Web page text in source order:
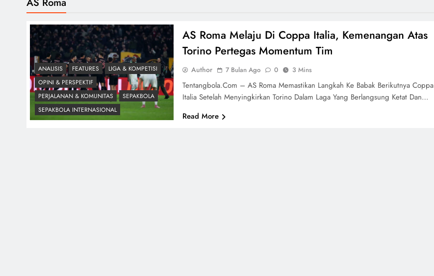
ANALISIS FEATURES
LIGA & KOMPETISI
OPINI & PERSPEKTIF
PERJALANAN & KOMUNITAS
SEPAKBOLA
SEPAKBOLA INTERNASIONAL
AS Roma Melaju Di Coppa Italia, Kemenangan Atas
Torino Pertegas Momentum Tim
Author 7 Bulan Ago 0 3 Mins
Tentangbola.com – AS Roma Memastikan Langkah Ke Babak Berikutnya Coppa
Italia Setelah Menyingkirkan Torino Dalam Laga Yang Berlangsung Ketat Dan…
Read More